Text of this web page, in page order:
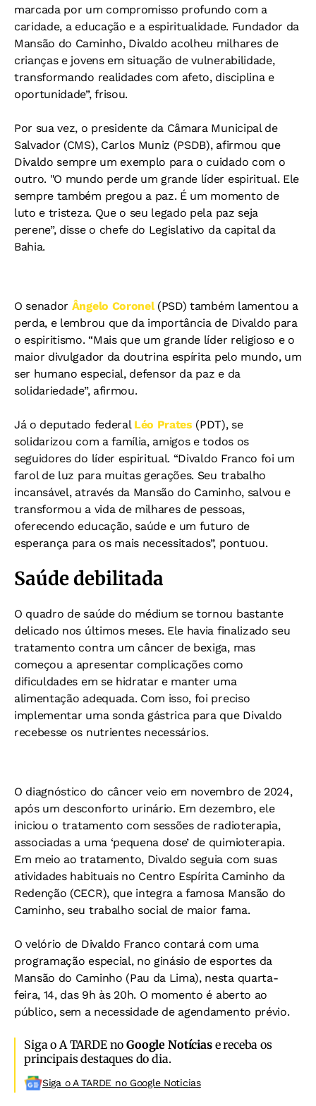
marcada por um compromisso profundo com a
caridade, a educação e a espiritualidade. Fundador da
Mansão do Caminho, Divaldo acolheu milhares de
crianças e jovens em situação de vulnerabilidade,
transformando realidades com afeto, disciplina e
oportunidade”, frisou.
Por sua vez, o presidente da Câmara Municipal de
Salvador (CMS), Carlos Muniz (PSDB), afirmou que
Divaldo sempre um exemplo para o cuidado com o
outro. "O mundo perde um grande líder espiritual. Ele
sempre também pregou a paz. É um momento de
luto e tristeza. Que o seu legado pela paz seja
perene”, disse o chefe do Legislativo da capital da
Bahia.
O senador Ângelo Coronel(PSD) também lamentou a
perda, e lembrou que da importância de Divaldo para
o espiritismo. “Mais que um grande líder religioso e o
maior divulgador da doutrina espírita pelo mundo, um
ser humano especial, defensor da paz e da
solidariedade”, afirmou.
Já o deputado federal Léo Prates (PDT), se
solidarizou com a família, amigos e todos os
seguidores do líder espiritual. “Divaldo Franco foi um
farol de luz para muitas gerações. Seu trabalho
incansável, através da Mansão do Caminho, salvou e
transformou a vida de milhares de pessoas,
oferecendo educação, saúde e um futuro de
esperança para os mais necessitados”, pontuou.
Saúde debilitada
O quadro de saúde do médium se tornou bastante
delicado nos últimos meses. Ele havia finalizado seu
tratamento contra um câncer de bexiga, mas
começou a apresentar complicações como
dificuldades em se hidratar e manter uma
alimentação adequada. Com isso, foi preciso
implementar uma sonda gástrica para que Divaldo
recebesse os nutrientes necessários.
O diagnóstico do câncer veio em novembro de 2024,
após um desconforto urinário. Em dezembro, ele
iniciou o tratamento com sessões de radioterapia,
associadas a uma ‘pequena dose’ de quimioterapia.
Em meio ao tratamento, Divaldo seguia com suas
atividades habituais no Centro Espírita Caminho da
Redenção (CECR), que integra a famosa Mansão do
Caminho, seu trabalho social de maior fama.
O velório de Divaldo Franco contará com uma
programação especial, no ginásio de esportes da
Mansão do Caminho (Pau da Lima), nesta quarta-
feira, 14, das 9h às 20h. O momento é aberto ao
público, sem a necessidade de agendamento prévio.
Siga o A TARDE noGoogle Notíciase receba os
principais destaques do dia.
Siga o A TARDE no Google Noticias